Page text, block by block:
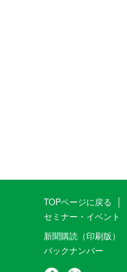
TOPページに戻る
セミナー・イベント
新聞購読（印刷版）
バックナンバー